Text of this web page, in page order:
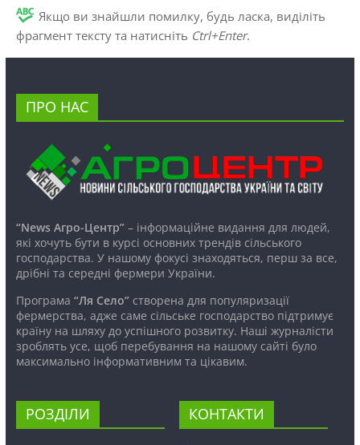
Якщо ви знайшли помилку, будь ласка, виділіть
фрагмент тексту та натисніть Ctrl+Enter.
ПРО НАС
“News Агро-Центр”– інформаційне видання для людей,
які хочуть бути в курсі основних трендів сільського
господарства. У нашому фокусі знаходяться, перш за все,
дрібні та середні фермери України.
Програма “Ля Село”створена для популяризації
фермерства, адже саме сільське господарство підтримує
країну на шляху до успішного розвитку. Наші журналісти
зроблять усе, щоб перебування на нашому сайті було
максимально інформативним та цікавим.
РОЗДІЛИ КОНТАКТИ